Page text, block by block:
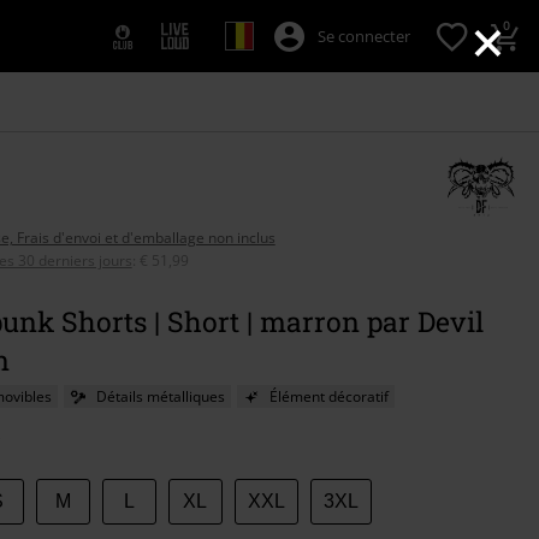
×
Se connecter 0
Frais d'envoi et d'emballage non inclus
30 derniers jours
€ 51,99
Shorts | Short | marron par Devil
Détails métalliques
Élément décoratif
M XL XXL 3XL